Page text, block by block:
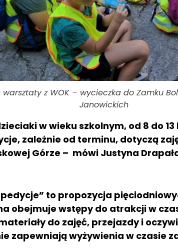
z WOK – wycieczka do Zamku
Janowickich
w wieku szkolnym, od 8 do
zależnie od terminu, dotyczą
Górze – mówi Justyna
to propozycja
obejmuje wstępy do atrakcji w
do zajęć, przejazdy i
zapewniają wyżywienia w czasie